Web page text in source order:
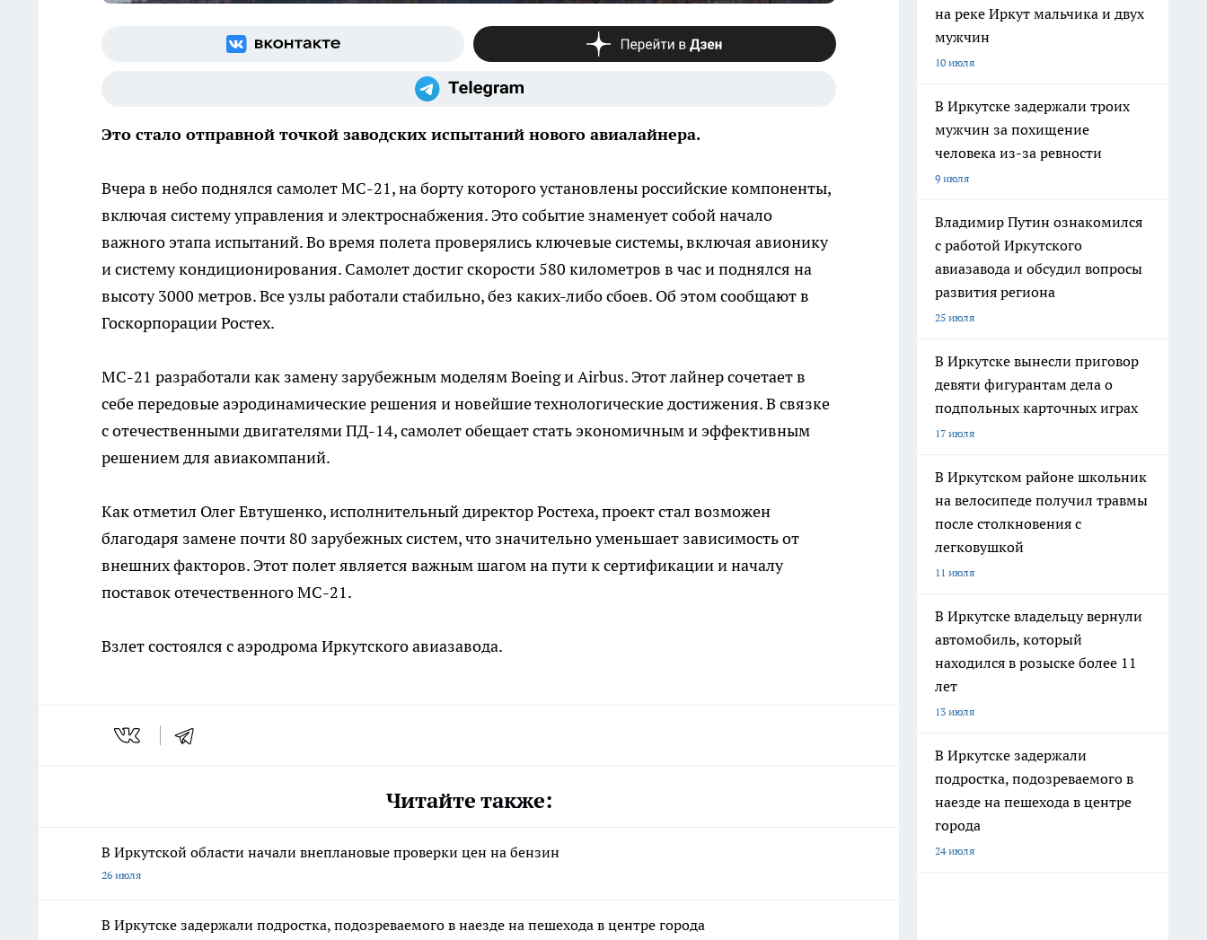
Это стало отправной точкой заводских испытаний нового авиалайнера.
Вчера в небо поднялся самолет МС-21, на борту которого установлены российские компоненты,
включая систему управления и электроснабжения. Это событие знаменует собой начало
важного этапа испытаний. Во время полета проверялись ключевые системы, включая авионику
и систему кондиционирования. Самолет достиг скорости 580 километров в час и поднялся на
высоту 3000 метров. Все узлы работали стабильно, без каких-либо сбоев. Об этом сообщают в
Госкорпорации Ростех.
МС-21 разработали как замену зарубежным моделям Boeing и Airbus. Этот лайнер сочетает в
себе передовые аэродинамические решения и новейшие технологические достижения. В связке
с отечественными двигателями ПД-14, самолет обещает стать экономичным и эффективным
решением для авиакомпаний.
Как отметил Олег Евтушенко, исполнительный директор Ростеха, проект стал возможен
благодаря замене почти 80 зарубежных систем, что значительно уменьшает зависимость от
внешних факторов. Этот полет является важным шагом на пути к сертификации и началу
поставок отечественного МС-21.
Взлет состоялся с аэродрома Иркутского авиазавода.
Читайте также:
В Иркутской области начали внеплановые проверки цен на бензин
26 июля
В Иркутске задержали подростка, подозреваемого в наезде на пешехода в центре города
на реке Иркут мальчика и двух
мужчин
10 июля
В Иркутске задержали троих
мужчин за похищение
человека из-за ревности
9 июля
Владимир Путин ознакомился
с работой Иркутского
авиазавода и обсудил вопросы
развития региона
25 июля
В Иркутске вынесли приговор
девяти фигурантам дела о
подпольных карточных играх
17 июля
В Иркутском районе школьник
на велосипеде получил травмы
после столкновения с
легковушкой
11 июля
В Иркутске владельцу вернули
автомобиль, который
находился в розыске более 11
лет
13 июля
В Иркутске задержали
подростка, подозреваемого в
наезде на пешехода в центре
города
24 июля